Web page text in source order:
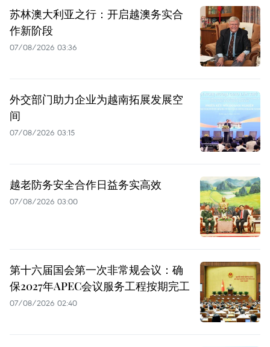
苏林澳大利亚之行：开启越澳务实合
作新阶段
07/08/2026 03:36
外交部门助力企业为越南拓展发展空
间
07/08/2026 03:15
越老防务安全合作日益务实高效
07/08/2026 03:00
第十六届国会第一次非常规会议：确
保2027年APEC会议服务工程按期完工
07/08/2026 02:40